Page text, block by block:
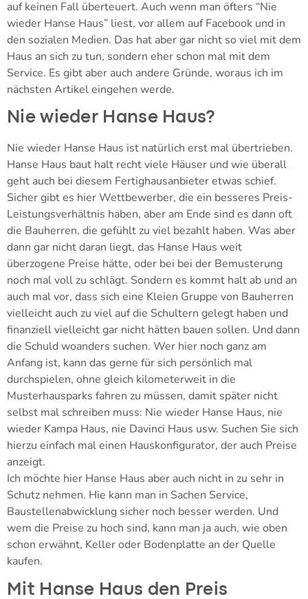
auf keinen Fall überteuert. Auch wenn man öfters “Nie
wieder Hanse Haus” liest, vor allem auf Facebook und in
den sozialen Medien. Das hat aber gar nicht so viel mit dem
Haus an sich zu tun, sondern eher schon mal mit dem
Service. Es gibt aber auch andere Gründe, woraus ich im
nächsten Artikel eingehen werde.
Nie wieder Hanse Haus?
Nie wieder Hanse Haus ist natürlich erst mal übertrieben.
Hanse Haus baut halt recht viele Häuser und wie überall
geht auch bei diesem Fertighausanbieter etwas schief.
Sicher gibt es hier Wettbewerber, die ein besseres Preis-
Leistungsverhältnis haben, aber am Ende sind es dann oft
die Bauherren, die gefühlt zu viel bezahlt haben. Was aber
dann gar nicht daran liegt, das Hanse Haus weit
überzogene Preise hätte, oder bei bei der Bemusterung
noch mal voll zu schlägt. Sondern es kommt halt ab und an
auch mal vor, dass sich eine Kleien Gruppe von Bauherren
vielleicht auch zu viel auf die Schultern gelegt haben und
finanziell vielleicht gar nicht hätten bauen sollen. Und dann
die Schuld woanders suchen. Wer hier noch ganz am
Anfang ist, kann das gerne für sich persönlich mal
durchspielen, ohne gleich kilometerweit in die
Musterhausparks fahren zu müssen, damit später nicht
selbst mal schreiben muss: Nie wieder Hanse Haus, nie
wieder Kampa Haus, nie Davinci Haus usw. Suchen Sie sich
hierzu einfach mal einen Hauskonfigurator, der auch Preise
anzeigt.
Ich möchte hier Hanse Haus aber auch nicht in zu sehr in
Schutz nehmen. Hie kann man in Sachen Service,
Baustellenabwicklung sicher noch besser werden. Und
wem die Preise zu hoch sind, kann man ja auch, wie oben
schon erwähnt, Keller oder Bodenplatte an der Quelle
kaufen.
Mit Hanse Haus den Preis